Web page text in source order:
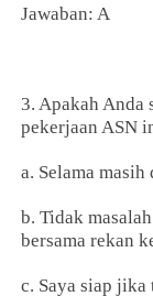
Jawaban: A
3. Apakah Anda
pekerjaan ASN
a. Selama
b. Tidak
bersama rekan
c. Saya siap jika